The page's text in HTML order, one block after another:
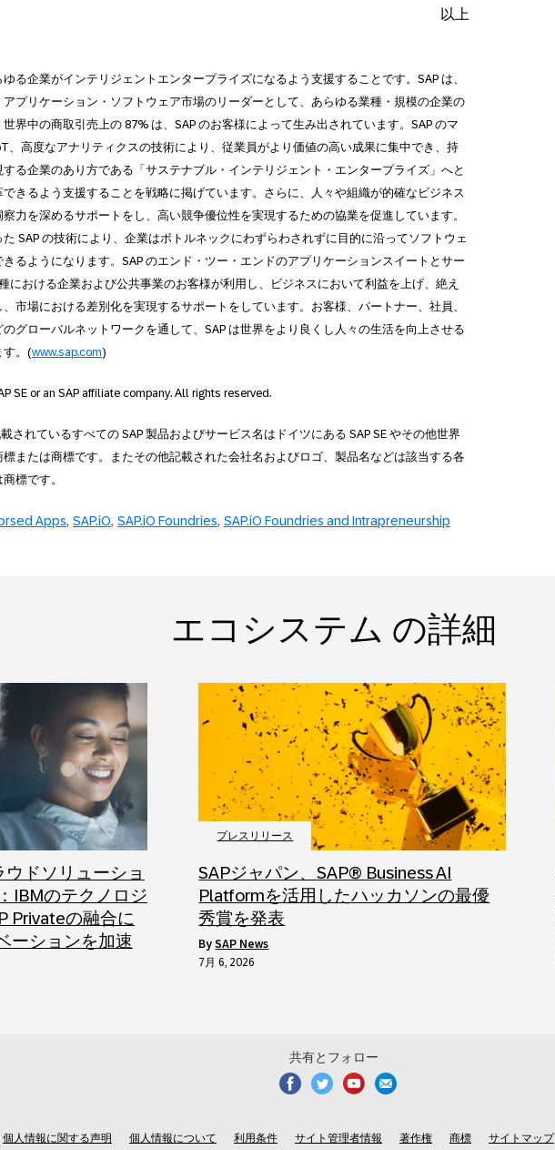
以上
る企業がインテリジェントエンタープライズになるよう支援することです。SAP は、
プリケーション・ソフトウェア市場のリーダーとして、あらゆる業種・規模の企業の
界中の商取引売上の 87% は、SAP のお客様によって生み出されています。SAP のマ
、高度なアナリティクスの技術により、従業員がより価値の高い成果に集中でき、持
る企業のあり方である「サステナブル・インテリジェント・エンタープライズ」へと
きるよう支援することを戦略に掲げています。さらに、人々や組織が的確なビジネス
力を深めるサポートをし、高い競争優位性を実現するための協業を促進しています。
SAP の技術により、企業はボトルネックにわずらわされずに目的に沿ってソフトウェ
るようになります。SAP のエンド・ツー・エンドのアプリケーションスイートとサー
における企業および公共事業のお客様が利用し、ビジネスにおいて利益を上げ、絶え
市場における差別化を実現するサポートをしています。お客様、パートナー、社員、
グローバルネットワークを通して、SAP は世界をより良くし人々の生活を向上させる
す。(www.sap.com)
SE or an SAP affiliate company. All rights reserved.
されているすべての SAP 製品およびサービス名はドイツにある SAP SE やその他世界
または商標です。またその他記載された会社名およびロゴ、製品名などは該当する各
標です。
Apps SAP.iO SAP.iO Foundries SAP.iO Foundries and Intrapreneurship
エコシステム の詳細
ドソリューショ
IBMのテクノロジ
Privateの融合に
ーションを加速
プレスリリース
SAPジャパン、SAP® Business AI
Platformを活用したハッカソンの最優
秀賞を発表
bySAP News
7月 6, 2026
共有とフォロー
個人情報に関する声明 個人情報について 利用条件 サイト管理者情報 著作権 商標 サイトマップ